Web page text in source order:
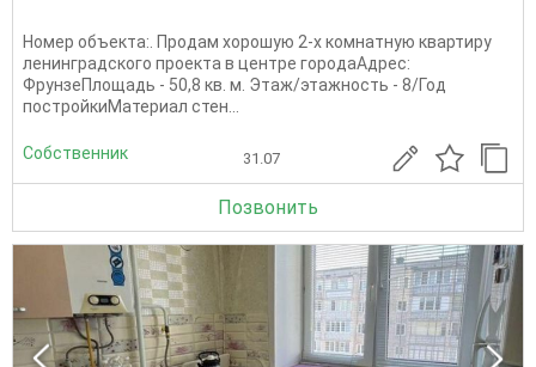
Номер объекта:. Продам хорошую 2-х комнатную квартиру
ленинградского проекта в центре городаАдрес:
ФрунзеПлощадь - 50,8 кв. м. Этаж/этажность - 8/Год
постройкиМатериал стен...
Собственник 31.07
Позвонить